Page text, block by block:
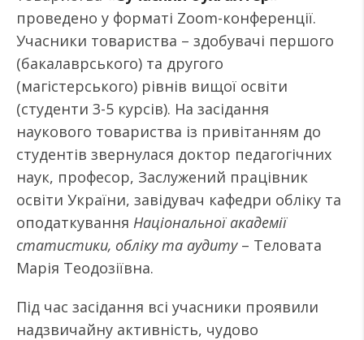
проведено у форматі Zoom-конференції.
Учасники товариства – здобувачі першого
(бакалаврського) та другого
(магістерського) рівнів вищої освіти
(студенти 3-5 курсів). На засідання
наукового товариства із привітанням до
студентів звернулася доктор педагогічних
наук, професор, Заслужений працівник
освіти України, завідувач кафедри обліку та
оподаткування Національної академії
статистики, обліку та аудиту– Теловата
Марія Теодозіївна.
Під час засідання всі учасники проявили
надзвичайну активність, чудово